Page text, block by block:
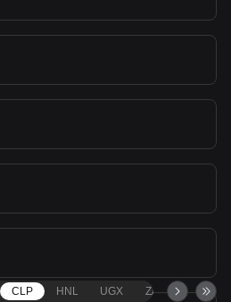
CLP HNL UGX ZAR TND